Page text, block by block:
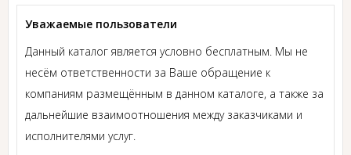
Уважаемые пользователи
Данный каталог является условно бесплатным. Мы не
несём ответственности за Ваше обращение к
компаниям размещённым в данном каталоге, а также за
дальнейшие взаимоотношения между заказчиками и
исполнителями услуг.